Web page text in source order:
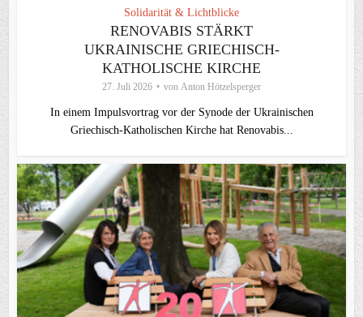
Solidarität & Lichtblicke
RENOVABIS STÄRKT
UKRAINISCHE GRIECHISCH-
KATHOLISCHE KIRCHE
27. Juli 2026 von Anton Hötzelsperger
In einem Impulsvortrag vor der Synode der Ukrainischen
Griechisch-Katholischen Kirche hat Renovabis...